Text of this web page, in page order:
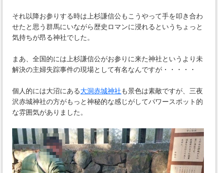
それ以降お参りする時は上杉謙信公もこうやって手を叩き合わ
せたと思う群馬にいながら歴史ロマンに浸れるというちょっと
気持ちが昂る神社でした。
まあ、全国的には上杉謙信公がお参りに来た神社というより未
解決の主婦失踪事件の現場として有名なんですが・・・・・
個人的には大沼にある大洞赤城神社も景色は素敵ですが、三夜
沢赤城神社の方がもっと神秘的な感じがしてパワースポット的
な雰囲気がありました。